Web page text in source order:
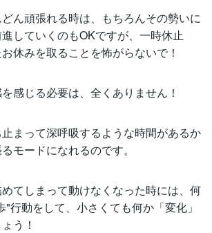
ん頑張れる時は、もちろんその勢いに
していくのもOKですが、一時休止
休みを取ることを怖がらないで！
感じる必要は、全くありません！
まって深呼吸するような時間があるか
モードになれるのです。
てしまって動けなくなった時には、何
行動をして、小さくても何か「変化」
う！